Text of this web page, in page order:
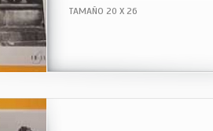
TAMAÑO 20 X 26